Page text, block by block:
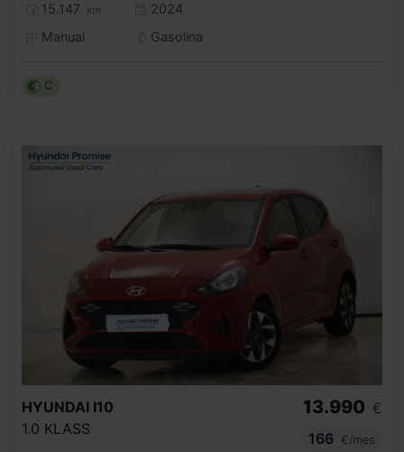
15.147 km
2024
Manual
Gasolina
C
HYUNDAI I10
1.0 KLASS
13.990 €
166
€/mes